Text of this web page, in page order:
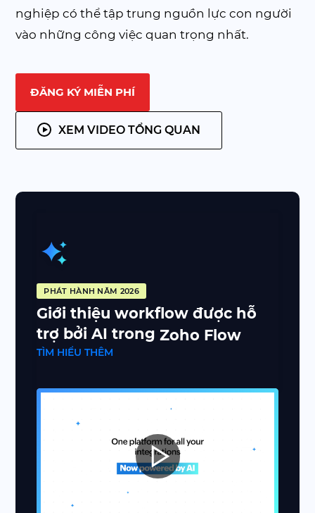
nghiệp có thể tập trung nguồn lực con người
vào những công việc quan trọng nhất.
ĐĂNG KÝ MIỄN PHÍ
XEM VIDEO TỔNG QUAN
PHÁT HÀNH NĂM 2026
Giới thiệu workflow được hỗ
trợ bởi AI trong Zoho Flow
TÌM HIỂU THÊM